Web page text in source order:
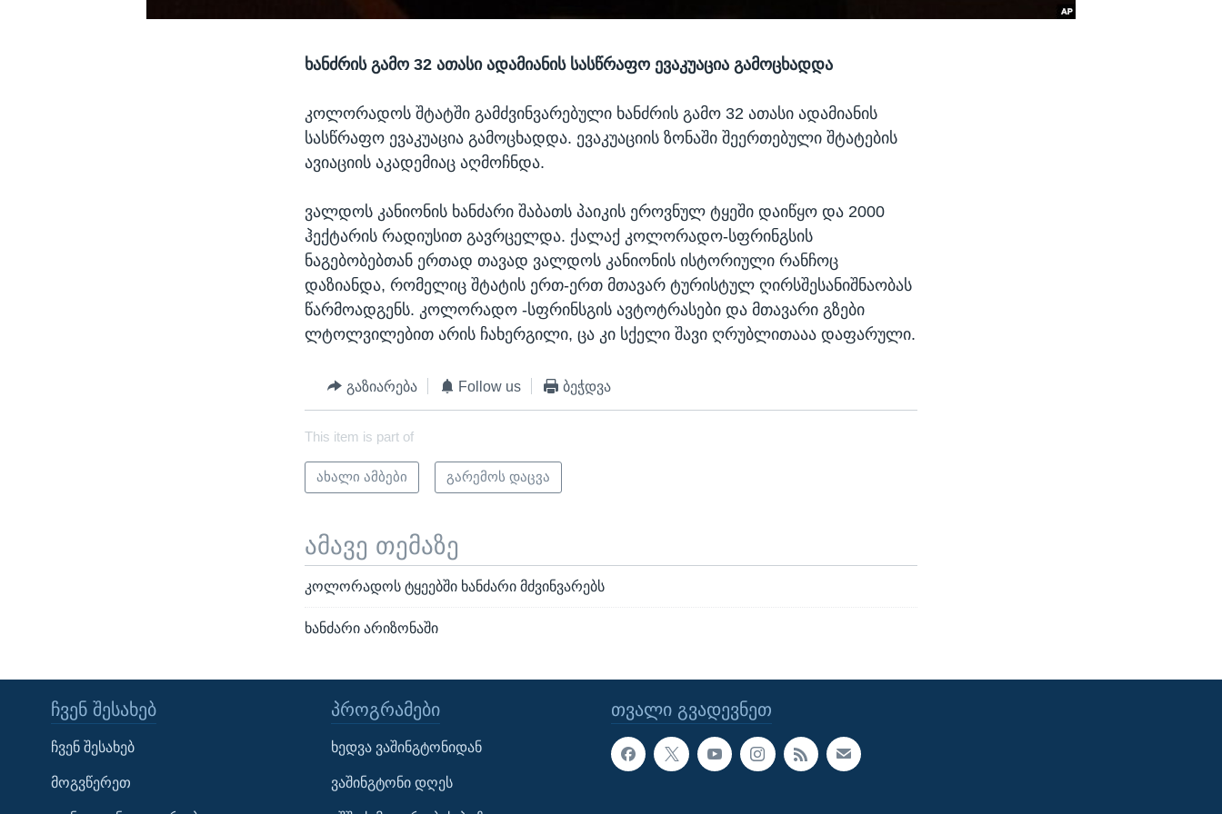
Learning English
ᲗᲕᲐᲚᲘ ᲒᲕᲐᲓᲔᲕᲜᲔᲗ
ხანძრის გამო 32 ათასი ადამიანის სასწრაფო ევაკუაცია გამოცხადდა
კოლორადოს შტატში გამძვინვარებული ხანძრის გამო 32 ათასი ადამიანის
სასწრაფო ევაკუაცია გამოცხადდა. ევაკუაციის ზონაში შეერთებული შტატების
ავიაციის აკადემიაც აღმოჩნდა.
ვალდოს კანიონის ხანძარი შაბათს პაიკის ეროვნულ ტყეში დაიწყო და 2000
ჰექტარის რადიუსით გავრცელდა. ქალაქ კოლორადო-სფრინგსის
ნაგებობებთან ერთად თავად ვალდოს კანიონის ისტორიული რანჩოც
დაზიანდა, რომელიც შტატის ერთ-ერთ მთავარ ტურისტულ ღირსშესანიშნაობას
წარმოადგენს. კოლორადო -სფრინსგის ავტოტრასები და მთავარი გზები
ლტოლვილებით არის ჩახერგილი, ცა კი სქელი შავი ღრუბლითააა დაფარული.
გაზიარება Follow us ბეჭდვა
This item is part of
ახალი ამბები გარემოს დაცვა
ამავე თემაზე
კოლორადოს ტყეებში ხანძარი მძვინვარებს
ხანძარი არიზონაში
ᲗᲕᲐᲚᲘ ᲒᲕᲐᲓᲔᲕᲜᲔᲗ
ᲩᲕᲔᲜ ᲨᲔᲡᲐᲮᲔᲑ
ჩვენ შესახებ
მოგვწერეთ
ᲞᲠᲝᲒᲠᲐᲛᲔᲑᲘ
ხედვა ვაშინგტონიდან
ვაშინგტონი დღეს